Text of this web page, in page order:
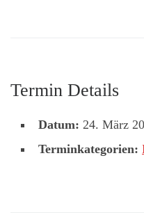
Termin Details
Datum: 24. März
Terminkategorien: